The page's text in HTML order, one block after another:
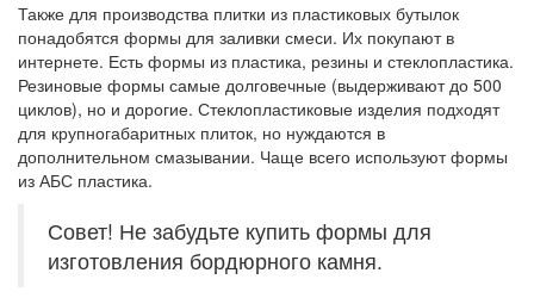
Также для производства плитки из пластиковых бутылок
понадобятся формы для заливки смеси. Их покупают в
интернете. Есть формы из пластика, резины и стеклопластика.
Резиновые формы самые долговечные (выдерживают до 500
циклов), но и дорогие. Стеклопластиковые изделия подходят
для крупногабаритных плиток, но нуждаются в
дополнительном смазывании. Чаще всего используют формы
из АБС пластика.
Совет! Не забудьте купить формы для
изготовления бордюрного камня.